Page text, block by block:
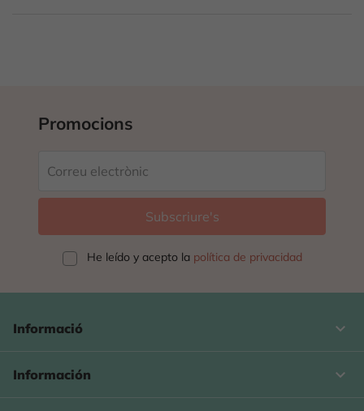
Promocions
He leído y acepto la política de privacidad
Informació keyboard_arrow_down
Información 